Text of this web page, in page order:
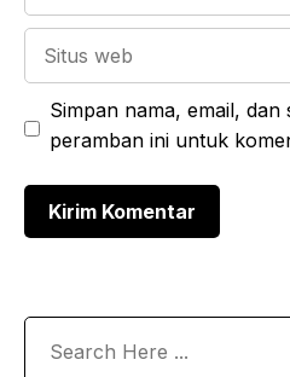
web
Simpan nama, email, dan
peramban ini untuk
Search